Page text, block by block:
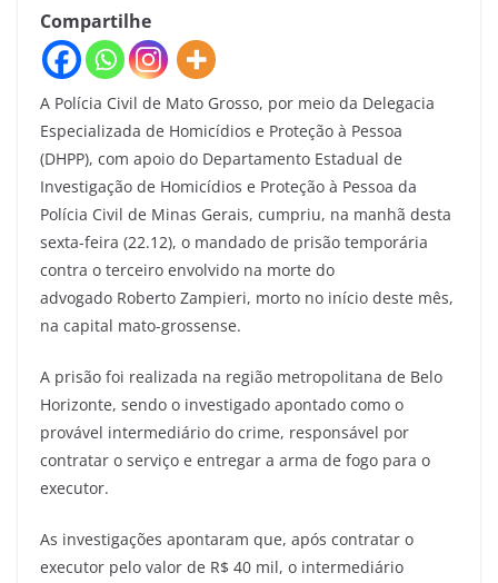
Compartilhe
A Polícia Civil de Mato Grosso, por meio da Delegacia
Especializada de Homicídios e Proteção à Pessoa
(DHPP), com apoio do Departamento Estadual de
Investigação de Homicídios e Proteção à Pessoa da
Polícia Civil de Minas Gerais, cumpriu, na manhã desta
sexta-feira (22.12), o mandado de prisão temporária
contra o terceiro envolvido na morte do
advogado Roberto Zampieri, morto no início deste mês,
na capital mato-grossense.
A prisão foi realizada na região metropolitana de Belo
Horizonte, sendo o investigado apontado como o
provável intermediário do crime, responsável por
contratar o serviço e entregar a arma de fogo para o
executor.
As investigações apontaram que, após contratar o
executor pelo valor de R$ 40 mil, o intermediário